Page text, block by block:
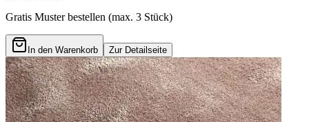
Gratis Muster bestellen (max. 3 Stück)
In den Warenkorb Zur Detailseite